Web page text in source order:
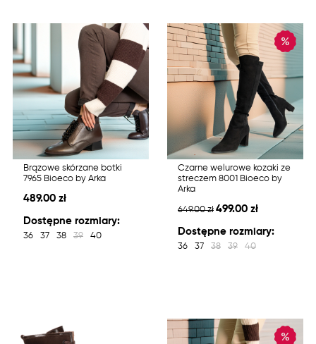
Brązowe skórzane botki
7965 Bioeco by Arka
489.00 zł
Dostępne rozmiary:
36 37 38 39 40
Czarne welurowe kozaki ze
streczem 8001 Bioeco by
Arka
649.00 zł 499.00 zł
Dostępne rozmiary:
36 37 38 39 40